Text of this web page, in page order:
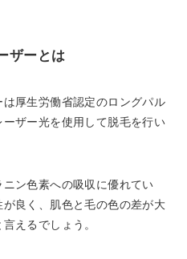
ザーとは
厚生労働省認定のロングパル
ザー光を使用して脱毛を行い
ン色素への吸収に優れてい
良く、肌色と毛の色の差が大
えるでしょう。